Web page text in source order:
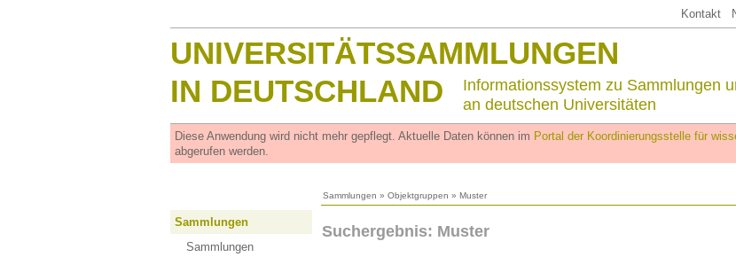
Kontakt
UNIVERSITÄTSSAMMLUNGEN
IN DEUTSCHLAND
Informationssystem zu Sammlungen
an deutschen Universitäten
Diese Anwendung wird nicht mehr gepflegt. Aktuelle Daten können im Portal der Koordinierungsstelle für
abgerufen werden.
Sammlungen » Objektgruppen » Muster
Sammlungen
Sammlungen
Suchergebnis: Muster